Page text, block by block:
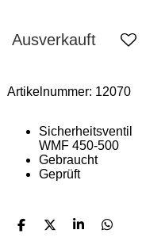
Ausverkauft
Artikelnummer: 12070
Sicherheitsventil
WMF 450-500
Gebraucht
Geprüft
T
T
T
T